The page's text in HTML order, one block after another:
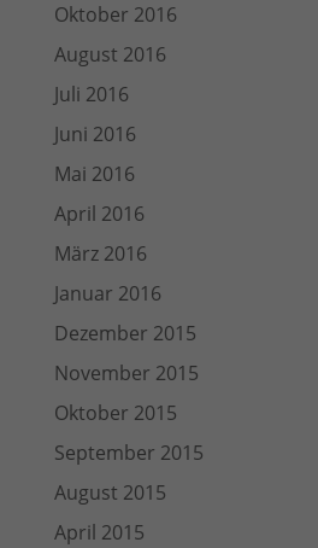
Oktober 2016
August 2016
Juli 2016
Juni 2016
Mai 2016
April 2016
März 2016
Januar 2016
Dezember 2015
November 2015
Oktober 2015
September 2015
August 2015
April 2015